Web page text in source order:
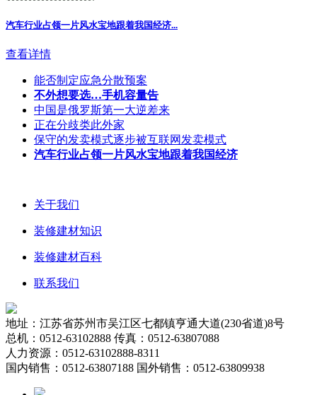
汽车行业占领一片风水宝地跟着我国经济...
查看详情
能否制定应急分散预案
不外想要选…手机容量告
中国是俄罗斯第一大逆差来
正在分歧类此外家
保守的发卖模式逐步被互联网发卖模式
汽车行业占领一片风水宝地跟着我国经济
关于我们
装修建材知识
装修建材百科
联系我们
地址：江苏省苏州市吴江区七都镇亨通大道(230省道)8号
总机：0512-63102888 传真：0512-63807088
人力资源：0512-63102888-8311
国内销售：0512-63807188 国外销售：0512-63809938